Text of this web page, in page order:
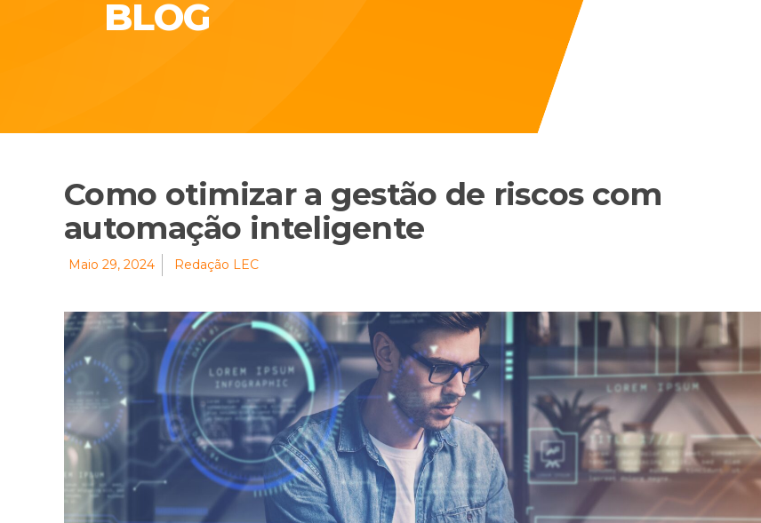
BLOG
Como otimizar a gestão de riscos com
automação inteligente
Maio 29, 2024 Redação LEC